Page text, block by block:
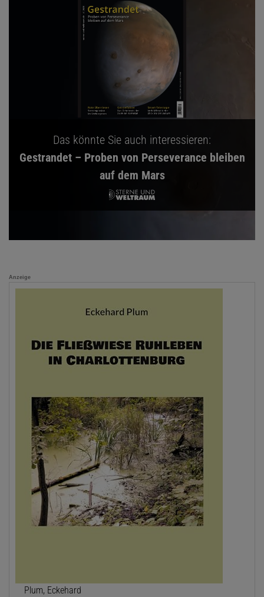
Das könnte Sie auch interessieren:
Gestrandet – Proben von Perseverance bleiben
auf dem Mars
Anzeige
Plum, Eckehard